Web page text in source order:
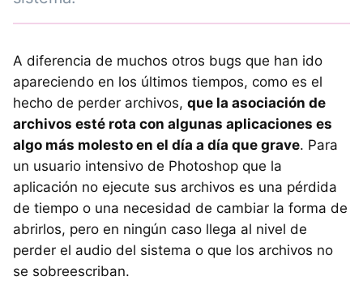
A diferencia de muchos otros bugs que han ido
apareciendo en los últimos tiempos, como es el
hecho de perder archivos, que la asociación de
archivos esté rota con algunas aplicaciones es
algo más molesto en el día a día que grave. Para
un usuario intensivo de Photoshop que la
aplicación no ejecute sus archivos es una pérdida
de tiempo o una necesidad de cambiar la forma de
abrirlos, pero en ningún caso llega al nivel de
perder el audio del sistema o que los archivos no
se sobreescriban.